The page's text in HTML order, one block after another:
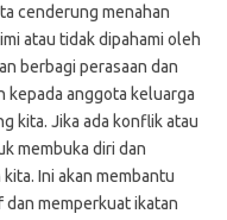
cenderung menahan
atau tidak dipahami oleh
berbagi perasaan dan
kepada anggota keluarga
kita. Jika ada konflik atau
membuka diri dan
Ini akan membantu
memperkuat ikatan